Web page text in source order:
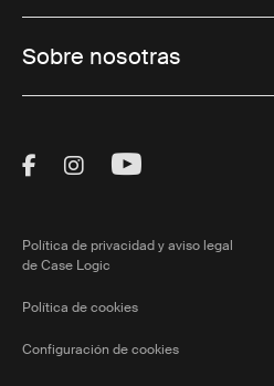
Sobre nosotras
Visit Thule on
Visit Thule on
Visit Thule
Política de privacidad y aviso legal
de Case Logic
Política de cookies
Configuración de cookies